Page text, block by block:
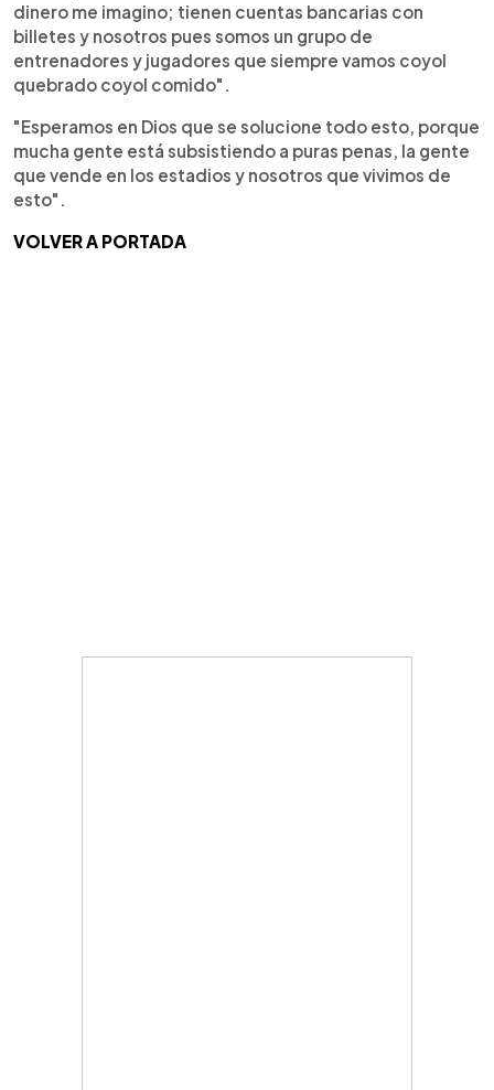
dinero me imagino; tienen cuentas bancarias con
billetes y nosotros pues somos un grupo de
entrenadores y jugadores que siempre vamos coyol
quebrado coyol comido".
"Esperamos en Dios que se solucione todo esto, porque
mucha gente está subsistiendo a puras penas, la gente
que vende en los estadios y nosotros que vivimos de
esto".
VOLVER A PORTADA